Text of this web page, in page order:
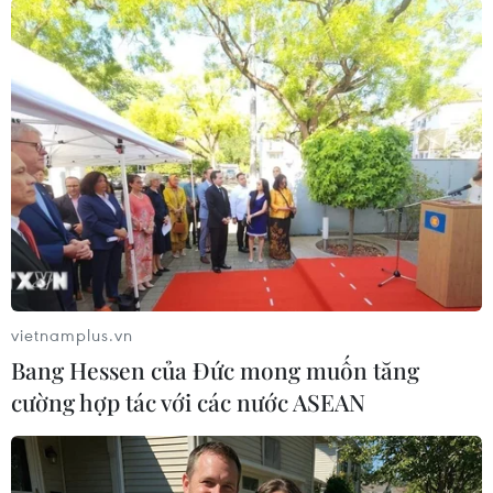
Theo dõi VietnamPlus
TIN LIÊN QUAN
vietnamplus.vn
Bang Hessen của Đức mong muốn tăng
cường hợp tác với các nước ASEAN